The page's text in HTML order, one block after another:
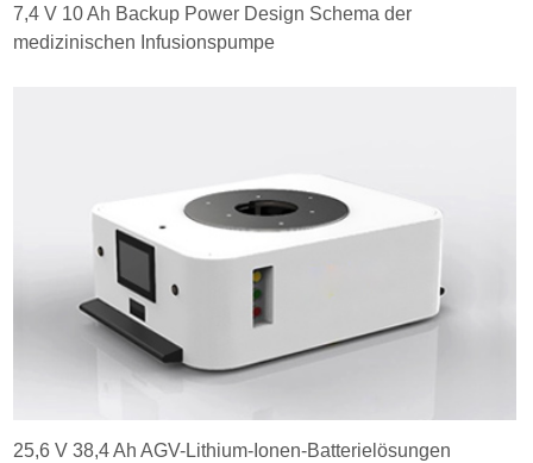
7,4 V 10 Ah Backup Power Design Schema der
medizinischen Infusionspumpe
25,6 V 38,4 Ah AGV-Lithium-Ionen-Batterielösungen